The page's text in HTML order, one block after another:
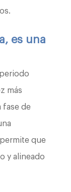
es una
más
fase de
que
y alineado